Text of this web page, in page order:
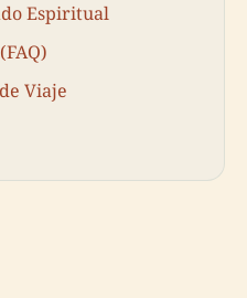
Espiritual
Viaje